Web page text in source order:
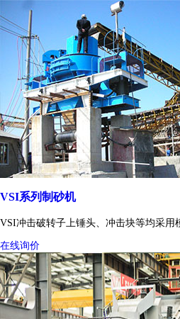
VSI系列制砂机
VSI冲击破转子上锤头、冲击块等均采
在线询价